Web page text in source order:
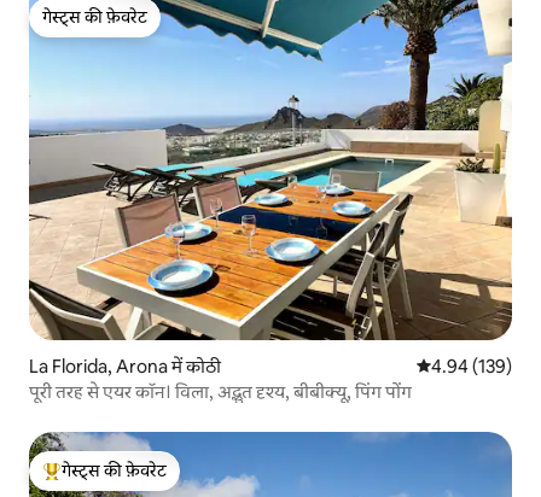
गेस्ट्स की फ़ेवरेट
गेस्ट्स की फ़ेवरेट
La Florida, Arona में कोठी औसत रेटिंग 5 में से
4.94 (139)
पूरी तरह से एयर कॉन। विला, अद्भुत दृश्य, बीबीक्यू, पिंग पोंग
गेस्ट्स का टॉप फ़ेवरेट
गेस्ट्स की फ़ेवरेट